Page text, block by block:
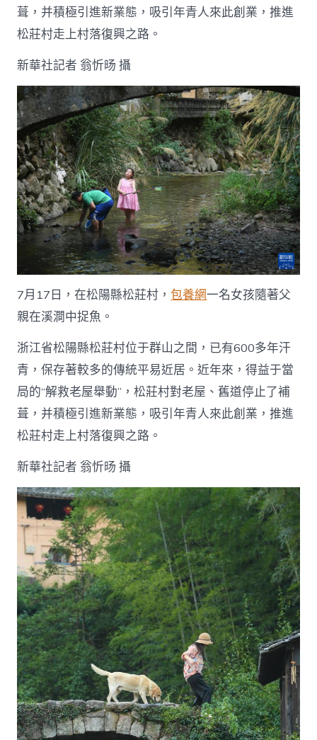
葺，并積極引進新業態，吸引年青人來此創業，推進
松莊村走上村落復興之路。
新華社記者 翁忻旸 攝
7月17日，在松陽縣松莊村，包養網一名女孩隨著父
親在溪澗中捉魚。
浙江省松陽縣松莊村位于群山之間，已有600多年汗
青，保存著較多的傳統平易近居。近年來，得益于當
局的“解救老屋舉動”，松莊村對老屋、舊道停止了補
葺，并積極引進新業態，吸引年青人來此創業，推進
松莊村走上村落復興之路。
新華社記者 翁忻旸 攝